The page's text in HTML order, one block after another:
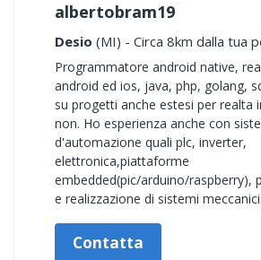
albertobram19
Desio (MI) - Circa 8km dalla tua
Programmatore android native,
android ed ios, java, php, golang,
su progetti anche estesi per realta
non. Ho esperienza anche con
d'automazione quali plc, inverter,
elettronica,piattaforme
embedded(pic/arduino/raspberry),
e realizzazione di sistemi meccanici.
Contatta